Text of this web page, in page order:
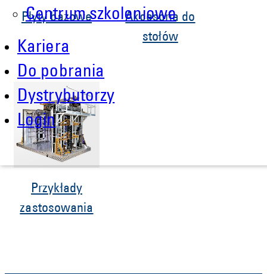
Centrum szkoleniowe
Kariera
Do pobrania
Dystrybutorzy
Login
Płyty bazowe
Akcesoria do
stołów
Przykłady
zastosowania